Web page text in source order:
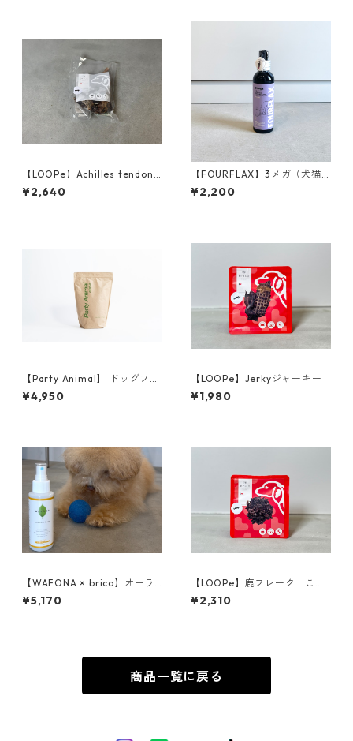
【LOOPe】Achilles tendon
アキレステンドン(アキレス腱)
¥2,640
【FOURFLAX】3メガ（犬猫
兼用）125ml
¥2,200
【Party Animal】 ドッグフー
ド／チキン&オーツレシピ 1.81
kg
¥4,950
【LOOPe】Jerkyジャーキー
¥1,980
【WAFONA × brico】オーラ
ルケアセット
¥5,170
【LOOPe】鹿フレーク これ
おいしいやつ、できました
¥2,310
商品一覧に戻る